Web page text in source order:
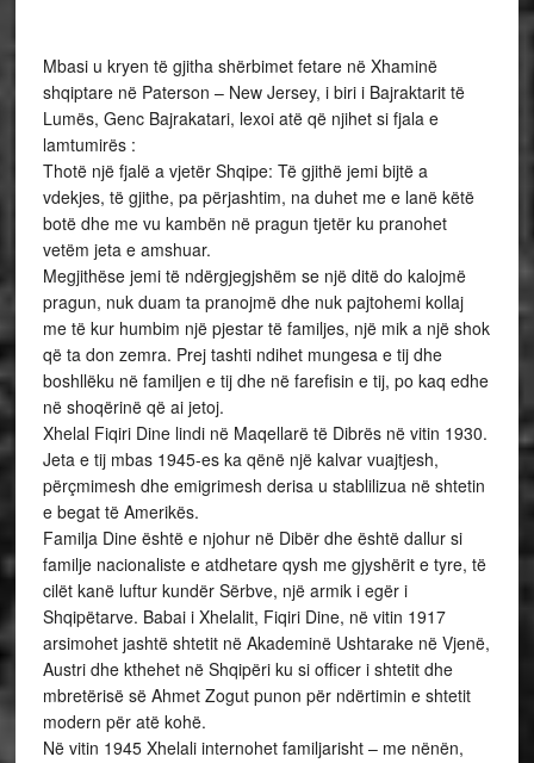
Mbasi u kryen të gjitha shërbimet fetare në Xhaminë
shqiptare në Paterson – New Jersey, i biri i Bajraktarit të
Lumës, Genc Bajrakatari, lexoi atë që njihet si fjala e
lamtumirës :
Thotë një fjalë a vjetër Shqipe: Të gjithë jemi bijtë a
vdekjes, të gjithe, pa përjashtim, na duhet me e lanë këtë
botë dhe me vu kambën në pragun tjetër ku pranohet
vetëm jeta e amshuar.
Megjithëse jemi të ndërgjegjshëm se një ditë do kalojmë
pragun, nuk duam ta pranojmë dhe nuk pajtohemi kollaj
me të kur humbim një pjestar të familjes, një mik a një shok
që ta don zemra. Prej tashti ndihet mungesa e tij dhe
boshllëku në familjen e tij dhe në farefisin e tij, po kaq edhe
në shoqërinë që ai jetoj.
Xhelal Fiqiri Dine lindi në Maqellarë të Dibrës në vitin 1930.
Jeta e tij mbas 1945-es ka qënë një kalvar vuajtjesh,
përçmimesh dhe emigrimesh derisa u stablilizua në shtetin
e begat të Amerikës.
Familja Dine është e njohur në Dibër dhe është dallur si
familje nacionaliste e atdhetare qysh me gjyshërit e tyre, të
cilët kanë luftur kundër Sërbve, një armik i egër i
Shqipëtarve. Babai i Xhelalit, Fiqiri Dine, në vitin 1917
arsimohet jashtë shtetit në Akademinë Ushtarake në Vjenë,
Austri dhe kthehet në Shqipëri ku si officer i shtetit dhe
mbretërisë së Ahmet Zogut punon për ndërtimin e shtetit
modern për atë kohë.
Në vitin 1945 Xhelali internohet familjarisht – me nënën,